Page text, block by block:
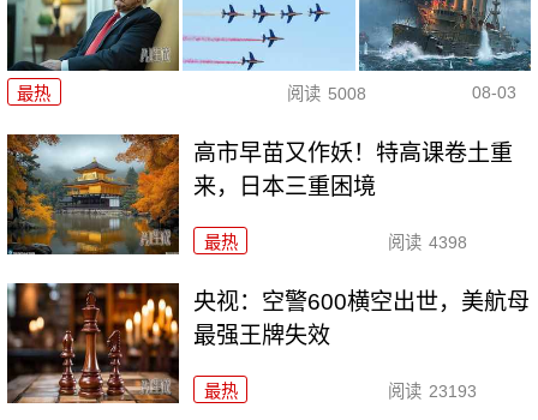
最热 阅读 5008 08-03
高市早苗又作妖！特高课卷土重
来，日本三重困境
最热 阅读 4398
央视：空警600横空出世，美航母
最强王牌失效
最热 阅读 23193